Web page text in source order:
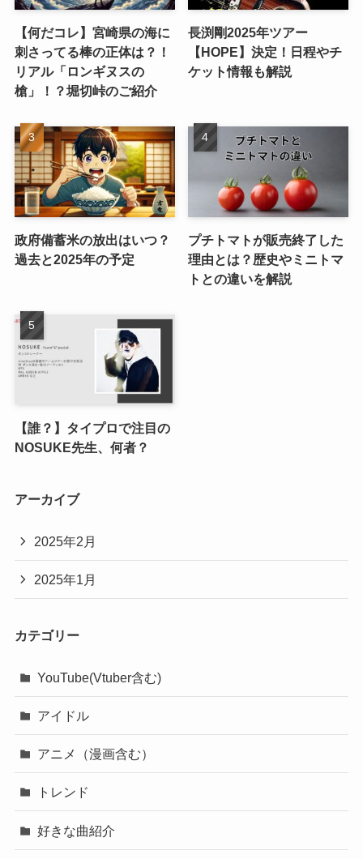
【何だコレ】宮崎県の海に
刺さってる棒の正体は？！
リアル「ロンギヌスの
槍」！？堀切峠のご紹介
長渕剛2025年ツアー
【HOPE】決定！日程やチ
ケット情報も解説
政府備蓄米の放出はいつ？
過去と2025年の予定
プチトマトが販売終了した
理由とは？歴史やミニトマ
トとの違いを解説
【誰？】タイプロで注目の
NOSUKE先生、何者？
アーカイブ
2025年2月
2025年1月
カテゴリー
YouTube(Vtuber含む)
アイドル
アニメ（漫画含む）
トレンド
好きな曲紹介